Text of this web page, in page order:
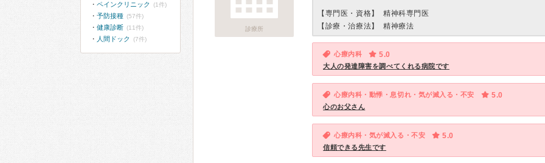
診療所
【専門医・資格】
精神科専門医
【診療・治療法】
精神療法
心療内科 5.0
大人の発達障害を調べてくれる病院です
心療内科・動悸・息切れ・気が滅入る・不安 5.0
心のお父さん
心療内科・気が滅入る・不安 5.0
信頼できる先生です
ペインクリニック (1件)
予防接種 (57件)
健康診断 (11件)
人間ドック (7件)